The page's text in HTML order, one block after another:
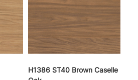
H1386 ST40 Brown Caselle